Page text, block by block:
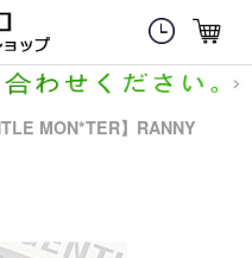
MON*TER】RANNY